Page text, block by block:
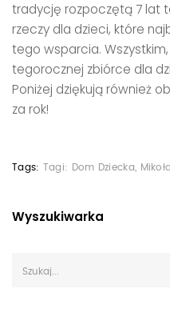
tradycję rozpoczętą 7 lat
rzeczy dla dzieci, które
tego wsparcia. Wszystkim,
tegorocznej zbiórce dla
Poniżej dziękują również
za rok!
Tags: Tagi: Dom Dziecka
Wyszukiwarka